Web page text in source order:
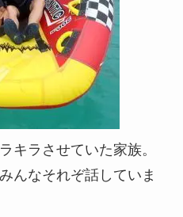
キラさせていた家族。
んなそれぞ話していま